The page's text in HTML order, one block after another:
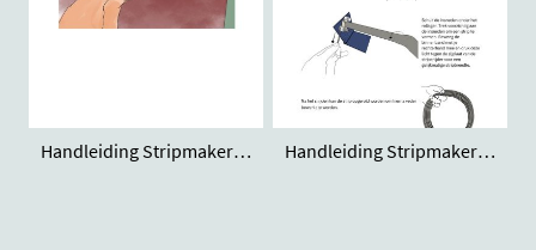
Handleiding Stripmaker van binnenband Handleiding Stripmaker van binnenband